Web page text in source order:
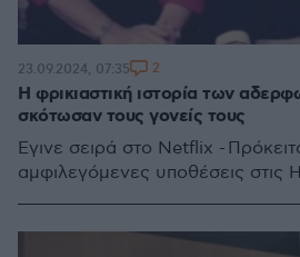
Η φρικιαστική ιστορία των
σκότωσαν τους γονείς τους
Έγινε σειρά στο Netflix -
αμφιλεγόμενες υποθέσεις στις
23.09.2024, 07:35 2